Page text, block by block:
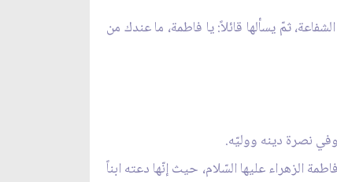
ثمّ يسألها قائلاً: يا فاطمة، ما عندك من
وفي نصرة دينه ووليّه.
الزهراء عليها السّلام، حيث إنّها دعته ابناً